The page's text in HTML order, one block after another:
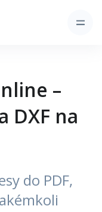
–
DXF na
do PDF,